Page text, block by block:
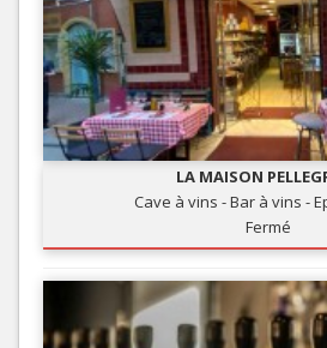
LA MAISON
Cave à vins - Bar à vins -
Fermé